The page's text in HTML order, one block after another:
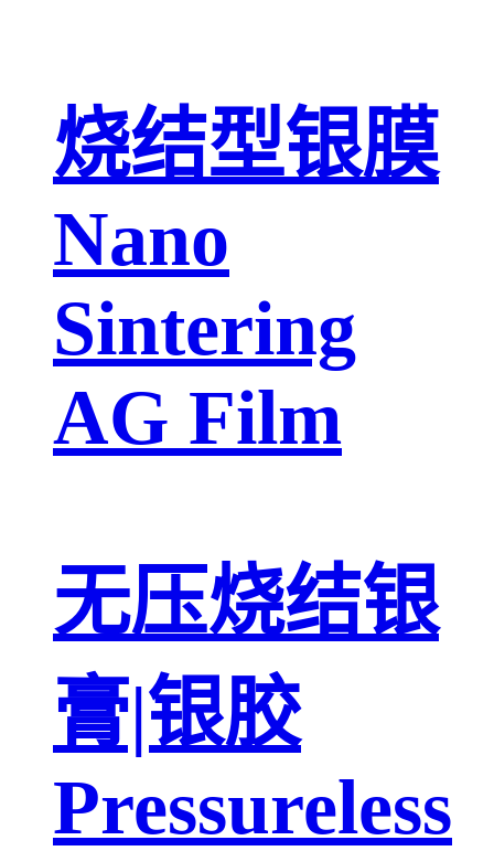
烧结型银膜
Nano
Sintering
AG Film
无压烧结银
膏|银胶
Pressureless